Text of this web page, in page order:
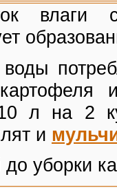
влаги
л на 2
и
уборки